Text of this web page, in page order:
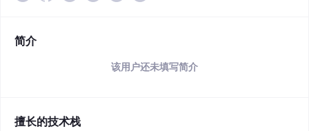
简介
该用户还未填写简介
擅长的技术栈